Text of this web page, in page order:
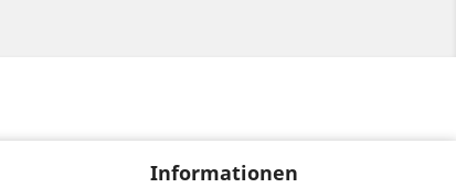
Informationen